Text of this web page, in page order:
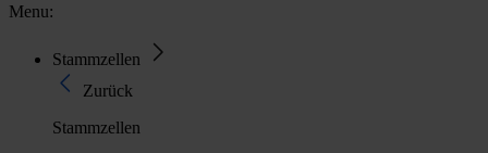
Menu:
Stammzellen
Zurück
Stammzellen